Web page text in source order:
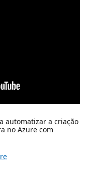
automatizar a criação
no Azure com